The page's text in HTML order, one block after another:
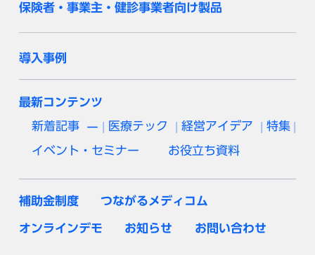
保険者・事業主・健診事業者向け製品
導入事例
最新コンテンツ
新着記事 医療テック 経営アイデア 特集
イベント・セミナー お役立ち資料
補助金制度 つながるメディコム
オンラインデモ お知らせ お問い合わせ